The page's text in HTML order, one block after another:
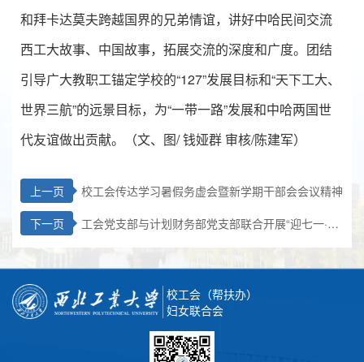
和拜卡达莫夫跨越国界的兄弟情谊，讲好中哈民间交流
西工大故事、中国故事，拓展交流的深度和广度。团结
引导广大教职工锚定学校的“127”发展目标和“天下工大、
世界三航”的远景目标，为“一带一路”发展和中哈两国世
代友谊做出贡献。（文、图/ 钱娅群 审核/陈建军）
上一页
校工会传达学习暑假务虚会暨新学期干部会会议精神
下一页
工会党支部与计划财务部党支部联合开展“迎七一·守
校工会（帮扶办）
妇女联合会